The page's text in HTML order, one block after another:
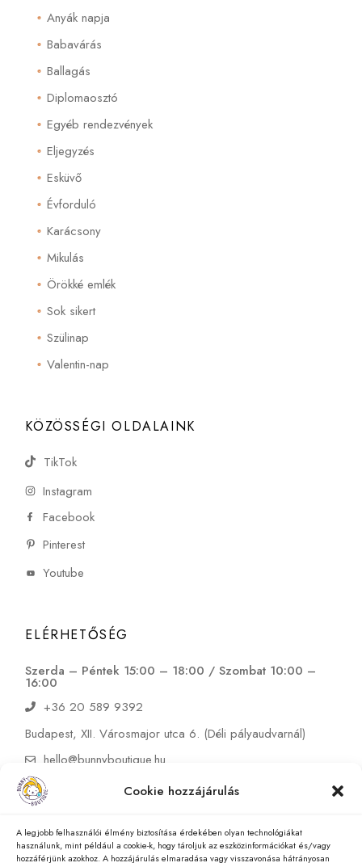
Cookie hozzájárulás
A legjobb felhasználói élmény biztosítása érdekében olyan technológiákat
használunk, mint például a cookie-k, hogy tároljuk az eszközinformációkat és/vagy
hozzáférjünk azokhoz. A hozzájárulás elmaradása vagy visszavonása hátrányosan
Anyák napja
Babavárás
Ballagás
Diplomaosztó
Egyéb rendezvények
Eljegyzés
Esküvő
Évforduló
Karácsony
Mikulás
Örökké emlék
Sok sikert
Szülinap
Valentin-nap
KÖZÖSSÉGI OLDALAINK
TikTok
Instagram
Facebook
Pinterest
Youtube
ELÉRHETŐSÉG
Szerda – Péntek 15:00 – 18:00 / Szombat 10:00 –
16:00
+36 20 589 9392
Budapest, XII. Városmajor utca 6. (Déli pályaudvarnál)
hello@bunnyboutique.hu